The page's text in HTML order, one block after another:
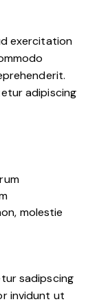
exercitation
adipiscing
molestie
sadipscing
invidunt ut